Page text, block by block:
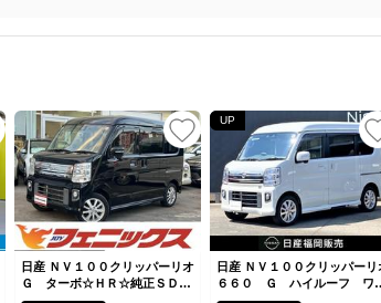
日産 ＮＶ１００クリッパーリオ
Ｇ ターボ☆ＨＲ☆純正ＳＤナ
ビ☆フルセグＴＶ☆ＳＤ☆ＢＴ
UP
日産 ＮＶ１００クリッパーリ
６６０ Ｇ ハイルーフ ワ
オーナー 純正メモリーナビ